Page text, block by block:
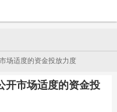
场适度的资金投放力度
开市场适度的资金投